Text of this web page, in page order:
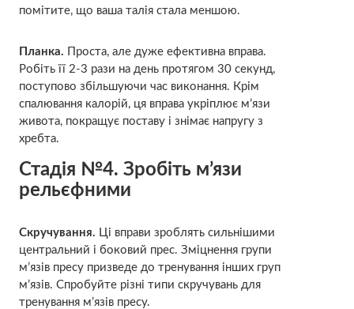
помітите, що ваша талія стала меншою.
Планка. Проста, але дуже ефективна вправа.
Робіть її 2-3 рази на день протягом 30 секунд,
поступово збільшуючи час виконання. Крім
спалювання калорій, ця вправа укріплює м’язи
живота, покращує поставу і знімає напругу з
хребта.
Стадія №4. Зробіть м’язи
рельєфними
Скручування. Ці вправи зроблять сильнішими
центральний і боковий прес. Зміцнення групи
м’язів пресу призведе до тренування інших груп
м’язів. Спробуйте різні типи скручувань для
тренування м’язів пресу.